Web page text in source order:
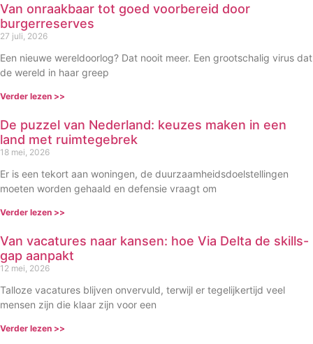
Van onraakbaar tot goed voorbereid door
burgerreserves
27 juli, 2026
Een nieuwe wereldoorlog? Dat nooit meer. Een grootschalig virus dat
de wereld in haar greep
Verder lezen >>
De puzzel van Nederland: keuzes maken in een
land met ruimtegebrek
18 mei, 2026
Er is een tekort aan woningen, de duurzaamheidsdoelstellingen
moeten worden gehaald en defensie vraagt om
Verder lezen >>
Van vacatures naar kansen: hoe Via Delta de skills-
gap aanpakt
12 mei, 2026
Talloze vacatures blijven onvervuld, terwijl er tegelijkertijd veel
mensen zijn die klaar zijn voor een
Verder lezen >>